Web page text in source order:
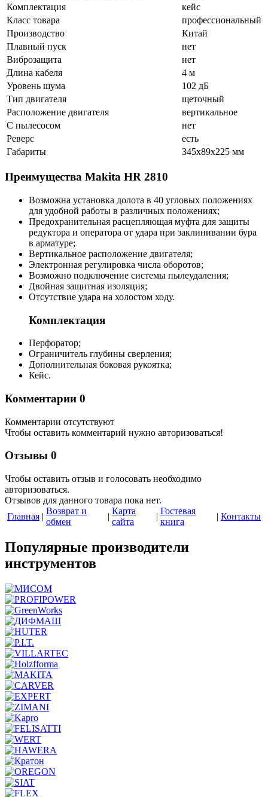
Комплектация
кейс
Класс товара
профессиональный
Производство
Китай
Плавный пуск
нет
Виброзащита
нет
Длина кабеля
4 м
Уровень шума
102 дБ
Тип двигателя
щеточный
Расположение двигателя
вертикальное
С пылесосом
нет
Реверс
есть
Габариты
345х89х225 мм
Преимущества Makita HR 2810
Возможна установка долота в 40 угловых положениях
для удобной работы в различных положениях;
Предохранительная расцепляющая муфта для защиты
редуктора и оператора от удара при заклинивании бура
в арматуре;
Вертикальное расположение двигателя;
Электронная регулировка числа оборотов;
Возможно подключение системы пылеудаления;
Двойная защитная изоляция;
Отсутствие удара на холостом ходу.
Комплектация
Перфоратор;
Ограничитель глубины сверления;
Дополнительная боковая рукоятка;
Кейс.
Комментарии 0
Комментарии отсутствуют
Чтобы оставить комментарий нужно авторизоваться!
Отзывы 0
Чтобы оcтавить отзыв и голосовать необходимо
авторизоваться.
Отзывов для данного товара пока нет.
Главная |
Возврат и
обмен
|
Карта
сайта
|
Гостевая
книга
| Контакты
Популярные производители
инструментов